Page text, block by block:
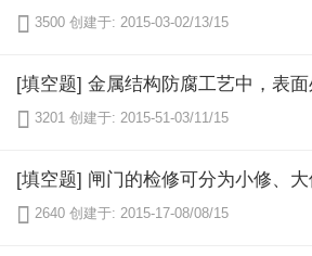
 3500 创建于: 2015-03-02/13/15
 3201 创建于: 2015-51-03/11/15
[填空题] 闸门的检修可分为小修、大
 2640 创建于: 2015-17-08/08/15